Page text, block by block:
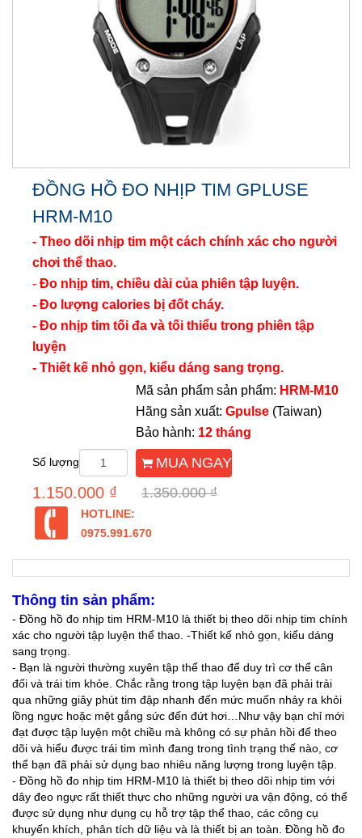
ĐỒNG HỒ ĐO NHỊP TIM GPLUSE
HRM-M10
- Theo dõi nhịp tim một cách chính xác cho người
chơi thể thao.
- Đo nhịp tim, chiều dài của phiên tập luyện.
- Đo lượng calories bị đốt cháy.
- Đo nhịp tim tối đa và tối thiểu trong phiên tập
luyện
- Thiết kế nhỏ gọn, kiểu dáng sang trọng.
Mã sản phẩm sản phẩm: HRM-M10
Hãng sản xuất: Gpulse (Taiwan)
Bảo hành: 12 tháng
Số lượng MUA NGAY
1.150.000 ₫ 1.350.000 ₫
HOTLINE:
0975.991.670
Thông tin sản phẩm:
- Đồng hồ đo nhịp tim HRM-M10 là thiết bị theo dõi nhịp tim chính
xác cho người tập luyện thể thao. -Thiết kế nhỏ gọn, kiểu dáng
sang trọng.
- Bạn là người thường xuyên tập thể thao để duy trì cơ thể cân
đối và trái tim khỏe. Chắc rằng trong tập luyện bạn đã phải trải
qua những giây phút tim đập nhanh đến mức muốn nhảy ra khỏi
lồng ngực hoặc mệt gắng sức đến đứt hơi…Như vậy bạn chỉ mới
đạt được tập luyện một chiều mà không có sự phản hồi để theo
dõi và hiểu được trái tim mình đang trong tình trạng thế nào, cơ
thể bạn đã phải sử dụng bao nhiêu năng lượng trong luyện tập.
- Đồng hồ đo nhịp tim HRM-M10 là thiết bị theo dõi nhịp tim với
dây đeo ngực rất thiết thực cho những người ưa vận động, có thể
được sử dụng như dụng cụ hỗ trợ tập thể thao, các công cụ
khuyến khích, phân tích dữ liệu và là thiết bị an toàn. Đồng hồ đo